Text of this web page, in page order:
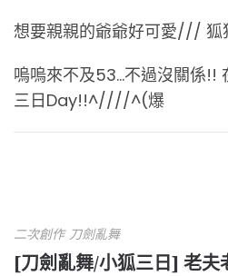
想要親親的爺爺好可愛/// 狐
嗚嗚來不及53…不過沒關係!!
三日Day!!^////^(爆
二次創作 刀劍亂舞
[刀劍亂舞/小狐三日] 老夫